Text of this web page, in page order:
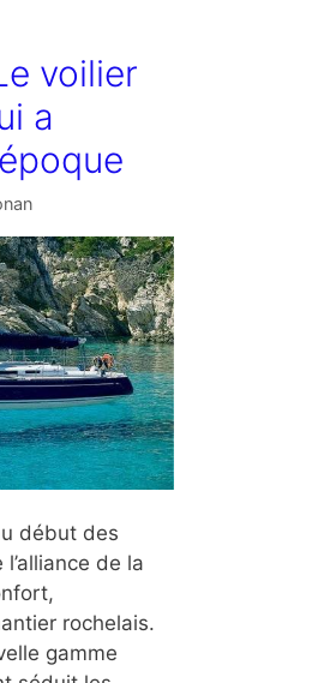
voilier
a
début des
de la
rochelais.
gamme